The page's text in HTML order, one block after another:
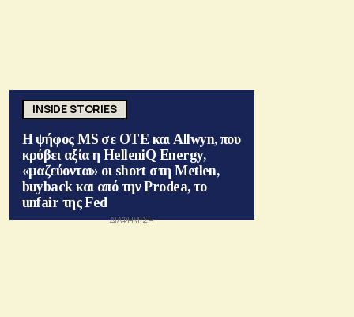
INSIDE STORIES
Η ψήφος MS σε ΟΤΕ και Allwyn, που
κρύβει αξία η HelleniQ Energy,
«μαζεύονται» οι short στη Metlen,
buyback και από την Prodea, το
unfair της Fed